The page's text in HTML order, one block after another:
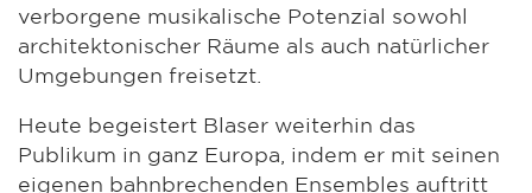
verborgene musikalische Potenzial sowohl
architektonischer Räume als auch natürlicher
Umgebungen freisetzt.
Heute begeistert Blaser weiterhin das
Publikum in ganz Europa, indem er mit seinen
eigenen bahnbrechenden Ensembles auftritt